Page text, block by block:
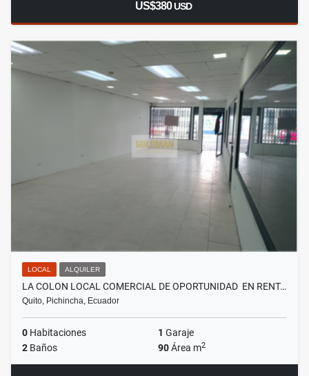
US$380USD
LOCAL ALQUILER
LA COLON LOCAL COMERCIAL DE OPORTUNIDAD EN RENT…
Quito, Pichincha, Ecuador
0 Habitaciones 1 Garaje
2 Baños 90Área m2